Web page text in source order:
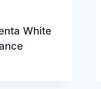
White